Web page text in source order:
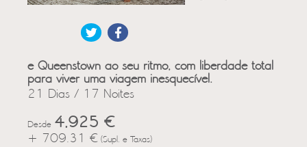
e Queenstown ao seu ritmo, com liberdade total
para viver uma viagem inesquecível.
21 Dias / 17 Noites
Desde 4,925 €
+ 709.31 € (Supl. e Taxas)